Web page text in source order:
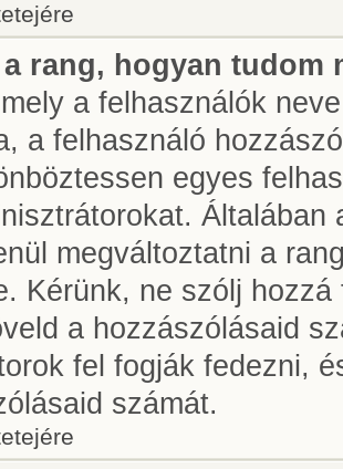
a rang, hogyan tudom
a felhasználók
a felhasználó
egyes
Általában
megváltoztatni a
Kérünk, ne szólj
a hozzászólásaid
fel fogják fedezni,
számát.